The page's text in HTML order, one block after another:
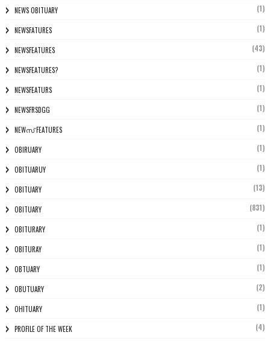
NEWS OBITUARY (1)
NEWSFATURES (1)
NEWSFEATURES (43)
NEWSFEATURES? (1)
NEWSFEATURS (1)
NEWSFRSDGG (1)
NEWസ് FEATURES (1)
OBIRUARY (1)
OBITUARUY (1)
OBITUARY (13)
OBITUARY (831)
OBITURARY (1)
OBITURAY (1)
OBTUARY (1)
OBUTUARY (2)
OHITUARY (1)
PROFILE OF THE WEEK (4)